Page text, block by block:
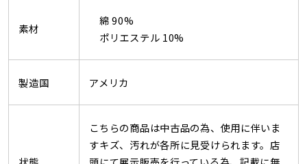
素材
綿 90%
ポリエステル 10%
製造国 アメリカ
こちらの商品は中古品の為、使用に伴いま
すキズ、汚れが各所に見受けられます。店